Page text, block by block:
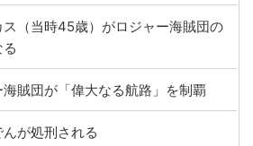
ス（当時45歳）がロジャー海賊団の
海賊団が「偉大なる航路」を制覇
が処刑される